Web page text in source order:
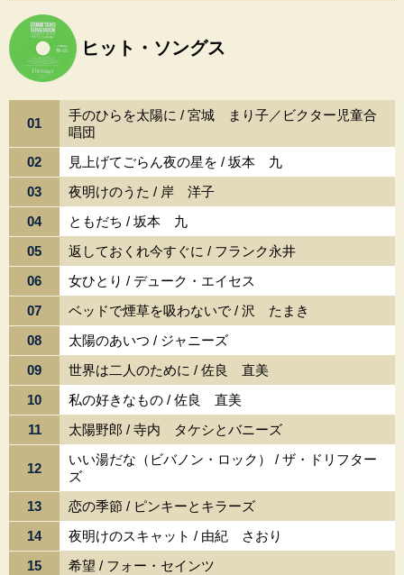
ヒット・ソングス
01
手のひらを太陽に / 宮城 まり子／ビクター児童合
唱団
02
見上げてごらん夜の星を / 坂本 九
03
夜明けのうた / 岸 洋子
04
ともだち / 坂本 九
05
返しておくれ今すぐに / フランク永井
06
女ひとり / デューク・エイセス
07
ベッドで煙草を吸わないで / 沢 たまき
08
太陽のあいつ / ジャニーズ
09
世界は二人のために / 佐良 直美
10
私の好きなもの / 佐良 直美
11
太陽野郎 / 寺内 タケシとバニーズ
12
いい湯だな（ビバノン・ロック） / ザ・ドリフター
ズ
13
恋の季節 / ピンキーとキラーズ
14
夜明けのスキャット / 由紀 さおり
15
希望 / フォー・セインツ